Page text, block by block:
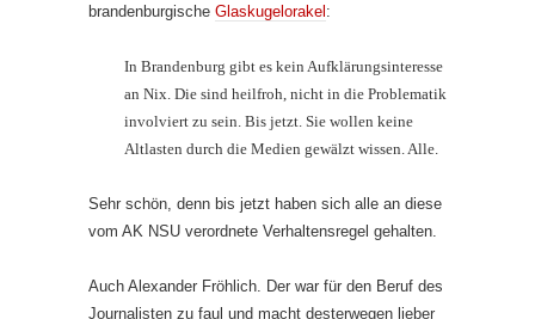
brandenburgische Glaskugelorakel :
In Brandenburg gibt es kein Aufklärungsinteresse
an Nix. Die sind heilfroh, nicht in die Problematik
involviert zu sein. Bis jetzt. Sie wollen keine
Altlasten durch die Medien gewälzt wissen. Alle.
Sehr schön, denn bis jetzt haben sich alle an diese
vom AK NSU verordnete Verhaltensregel gehalten.
Auch Alexander Fröhlich. Der war für den Beruf des
Journalisten zu faul und macht desterwegen lieber